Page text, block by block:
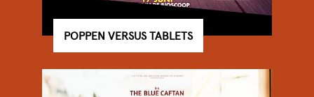
POPPEN VERSUS TABLETS